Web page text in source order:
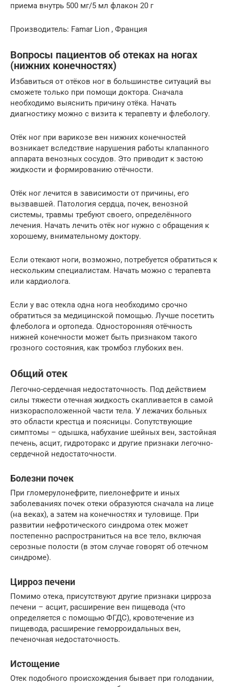
приема внутрь 500 мг/5 мл флакон 20 г
Производитель: Famar Lion , Франция
Вопросы пациентов об отеках на ногах
(нижних конечностях)
Избавиться от отёков ног в большинстве ситуаций вы
сможете только при помощи доктора. Сначала
необходимо выяснить причину отёка. Начать
диагностику можно с визита к терапевту и флебологу.
Отёк ног при варикозе вен нижних конечностей
возникает вследствие нарушения работы клапанного
аппарата венозных сосудов. Это приводит к застою
жидкости и формированию отёчности.
Отёк ног лечится в зависимости от причины, его
вызвавшей. Патология сердца, почек, венозной
системы, травмы требуют своего, определённого
лечения. Начать лечить отёк ног нужно с обращения к
хорошему, внимательному доктору.
Если отекают ноги, возможно, потребуется обратиться к
нескольким специалистам. Начать можно с терапевта
или кардиолога.
Если у вас отекла одна нога необходимо срочно
обратиться за медицинской помощью. Лучше посетить
флеболога и ортопеда. Односторонняя отёчность
нижней конечности может быть признаком такого
грозного состояния, как тромбоз глубоких вен.
Общий отек
Легочно-сердечная недостаточность. Под действием
силы тяжести отечная жидкость скапливается в самой
низкорасположенной части тела. У лежачих больных
это области крестца и поясницы. Сопутствующие
симптомы – одышка, набухание шейных вен, застойная
печень, асцит, гидроторакс и другие признаки легочно-
сердечной недостаточности.
Болезни почек
При гломерулонефрите, пиелонефрите и иных
заболеваниях почек отеки образуются сначала на лице
(на веках), а затем на конечностях и туловище. При
развитии нефротического синдрома отек может
постепенно распространиться на все тело, включая
серозные полости (в этом случае говорят об отечном
синдроме).
Цирроз печени
Помимо отека, присутствуют другие признаки цирроза
печени – асцит, расширение вен пищевода (что
определяется с помощью ФГДС), кровотечение из
пищевода, расширение геморроидальных вен,
печеночная недостаточность.
Истощение
Отек подобного происхождения бывает при голодании,